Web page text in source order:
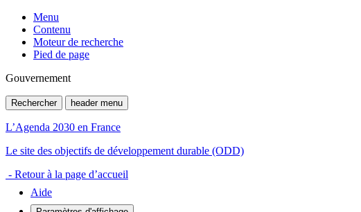
Menu
Contenu
Moteur de recherche
Pied de page
Gouvernement
Rechercher header menu
L’Agenda 2030 en France
Le site des objectifs de développement durable (ODD)
- Retour à la page d’accueil
Aide